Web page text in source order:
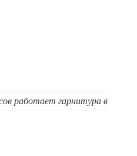
работает гарнитура в